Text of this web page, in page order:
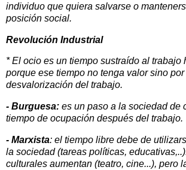
individuo que quiera salvarse o
posición social.
Revolución Industrial
* El ocio es un tiempo sustraído al trabajo
porque ese tiempo no tenga valor sino
desvalorización del trabajo.
- Burguesa: es un paso a la sociedad de
tiempo de ocupación después del trabajo.
- Marxista: el tiempo libre debe de
la sociedad (tareas políticas,
culturales aumentan (teatro, cine...), pero